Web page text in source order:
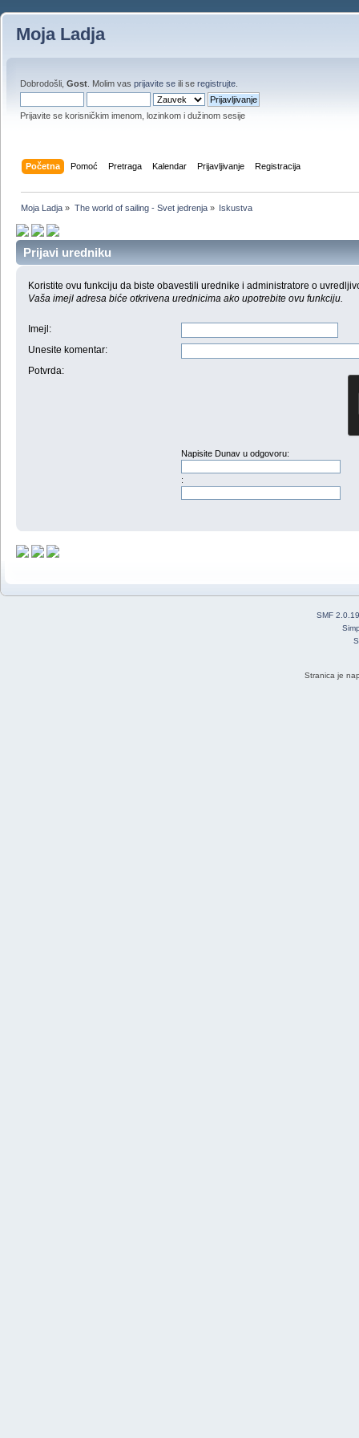
Moja Ladja
Dobrodošli, Gost . Molim vas prijavite se ili se registrujte
Prijavite se korisničkim imenom, lozinkom i dužinom sesije
Početna Pomoć Pretraga Kalendar Prijavljivanje Registracija
Moja Ladja » The world of sailing - Svet jedrenja» Iskustva
Prijavi uredniku
Koristite ovu funkciju da biste obavestili urednike i administratore o
Vaša imejl adresa biće otkrivena urednicima ako upotrebite ovu funkciju.
Imejl :
Unesite komentar:
Potvrda:
Napisite Dunav u odgovoru:
:
SMF 2.0.19
Stranica je